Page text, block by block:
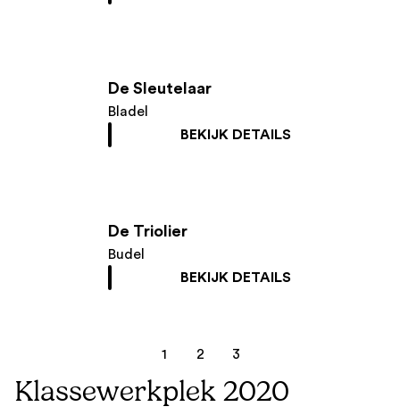
De Sleutelaar
Bladel
BEKIJK DETAILS
De Triolier
Budel
BEKIJK DETAILS
1 2 3
Klassewerkplek 2020